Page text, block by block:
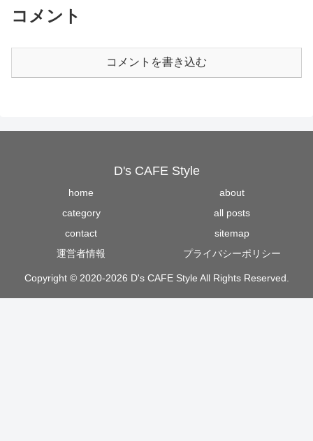
コメント
コメントを書き込む
D's CAFE Style
home
about
category
all posts
contact
sitemap
運営者情報
プライバシーポリシー
Copyright © 2020-2026 D's CAFE Style All Rights Reserved.